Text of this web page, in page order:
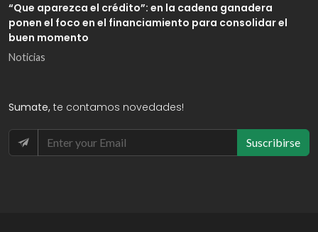
“Que aparezca el crédito”: en la cadena ganadera
ponen el foco en el financiamiento para consolidar el
buen momento
Noticias
Sumate, te contamos novedades!
Suscribirse